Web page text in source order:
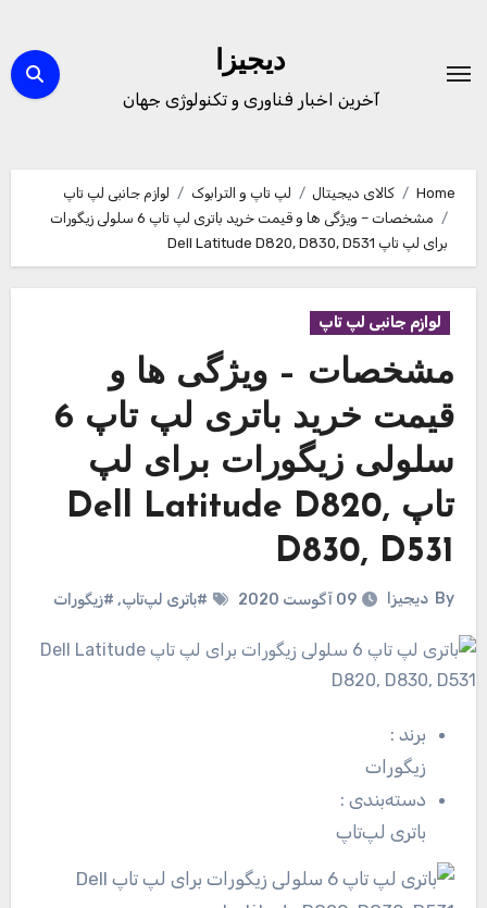
content
دیجیزا
آخرین اخبار فناوری و تکنولوژی جهان
Home کالای دیجیتال لپ تاپ و الترابوک
لوازم جانبی لپ تاپ
مشخصات – ویژگی ها و قیمت خرید باتری لپ تاپ 6 سلولی زیگورات
برای لپ تاپ Dell Latitude D820, D830, D531
لوازم جانبی لپ تاپ
مشخصات – ویژگی ها و
قیمت خرید باتری لپ تاپ 6
سلولی زیگورات برای لپ
تاپ Dell Latitude D820,
D830, D531
By دیجیزا 09 آگوست 2020 #باتری لپ‌تاپ, #زیگورات
برند:
زیگورات
دسته‌بندی:
باتری لپ‌تاپ